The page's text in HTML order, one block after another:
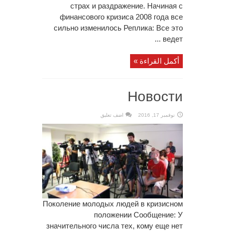
страх и раздражение. Начиная с
финансового кризиса 2008 года все
сильно изменилось Реплика: Все это
ведет ...
أكمل القراءة »
Новости
نوفمبر 17, 2016 اضف تعليق
Поколение молодых людей в кризисном
положении Сообщение: У
значительного числа тех, кому еще нет